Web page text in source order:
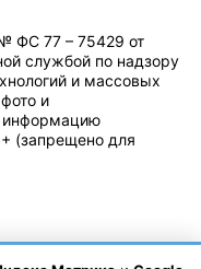
ФС 77 – 75429 от
службой по надзору
и массовых
и
информацию
(запрещено для